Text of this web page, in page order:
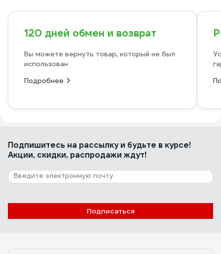
120 дней обмен и возврат
Вы можете вернуть товар, который не был
использован
Подробнее
Подпишитесь на рассылкуи будьте в курсе!
Акции, скидки, распродажи ждут!
Подписаться